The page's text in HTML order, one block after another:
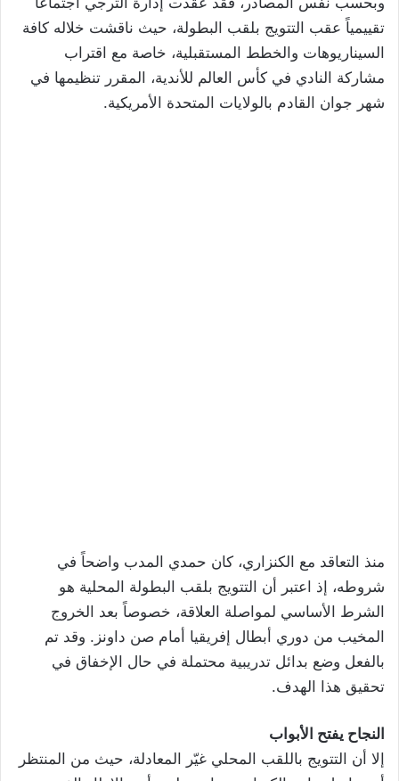
تقييمياً عقب التتويج بلقب البطولة، حيث ناقشت خلاله كافة
السيناريوهات والخطط المستقبلية، خاصة مع اقتراب
مشاركة النادي في كأس العالم للأندية، المقرر تنظيمها في
شهر جوان القادم بالولايات المتحدة الأمريكية.
منذ التعاقد مع الكنزاري، كان حمدي المدب واضحاً في
شروطه، إذ اعتبر أن التتويج بلقب البطولة المحلية هو
الشرط الأساسي لمواصلة العلاقة، خصوصاً بعد الخروج
المخيب من دوري أبطال إفريقيا أمام صن داونز. وقد تم
بالفعل وضع بدائل تدريبية محتملة في حال الإخفاق في
تحقيق هذا الهدف.
النجاح يفتح الأبواب
إلا أن التتويج باللقب المحلي غيّر المعادلة، حيث من المنتظر